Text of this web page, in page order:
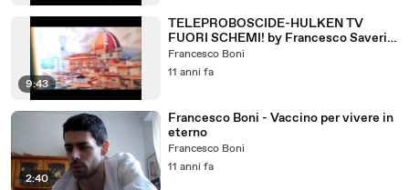
9:43
TELEPROBOSCIDE-HULKEN TV
FUORI SCHEMI! by Francesco Saverio
Boni
Francesco Boni
11 anni fa
2:40
Francesco Boni - Vaccino per vivere in
eterno
Francesco Boni
11 anni fa